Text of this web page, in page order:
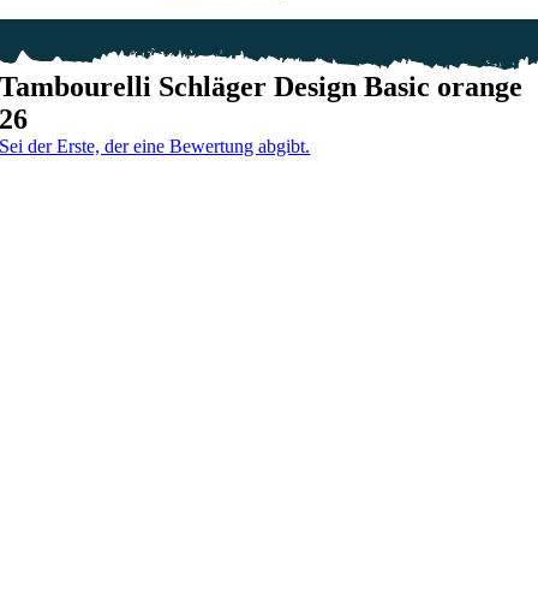
Tambourelli Schläger Design Basic orange
26
Sei der Erste, der eine Bewertung abgibt.